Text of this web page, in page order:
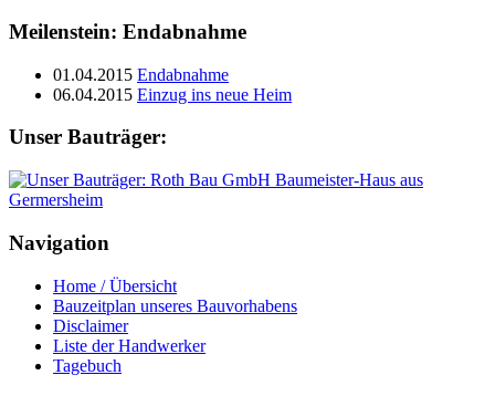
Meilenstein: Endabnahme
01.04.2015 Endabnahme
06.04.2015 Einzug ins neue Heim
Unser Bauträger:
Navigation
Home / Übersicht
Bauzeitplan unseres Bauvorhabens
Disclaimer
Liste der Handwerker
Tagebuch